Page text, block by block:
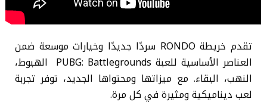
تقدم خريطة RONDO سردًا جديدًا وخيارات موسعة ضمن
العناصر الأساسية للعبة PUBG: Battlegrounds الهبوط،
النهب، البقاء. مع ميزاتها ومحتواها الجديد، توفر تجربة
لعب ديناميكية ومثيرة في كل مرة.